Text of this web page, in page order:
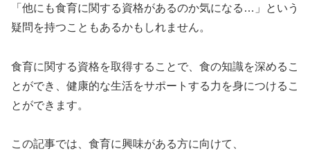
「他にも食育に関する資格があるのか気になる…」という
疑問を持つこともあるかもしれません。
食育に関する資格を取得することで、食の知識を深めるこ
とができ、健康的な生活をサポートする力を身につけるこ
とができます。
この記事では、食育に興味がある方に向けて、